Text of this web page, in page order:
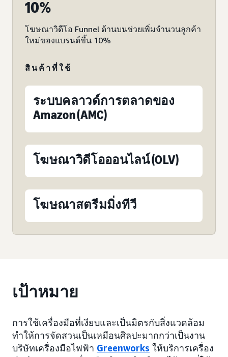
10%
โฆษณาวิดีโอ Funnel ด้านบนช่วยเพิ่มจำนวนลูกค้า
ใหม่ของแบรนด์ขึ้น 10%
สินค้าที่ใช้
ระบบคลาวด์การตลาดของ
Amazon (AMC)
โฆษณาวิดีโอออนไลน์ (OLV)
โฆษณาสตรีมมิ่งทีวี
เป้าหมาย
การใช้เครื่องมือที่เงียบและเป็นมิตรกับสิ่งแวดล้อม
ทำให้การจัดสวนเป็นเหมือนศิลปะมากกว่าเป็นงาน
บริษัทเครื่องมือไฟฟ้า Greenworks ให้บริการเครื่อง